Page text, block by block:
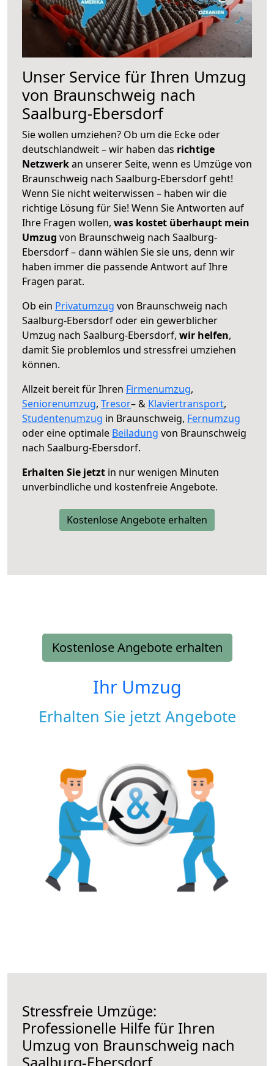
Unser Service für Ihren Umzug
von Braunschweig nach
Saalburg-Ebersdorf
Sie wollen umziehen? Ob um die Ecke oder
deutschlandweit – wir haben das richtige
Netzwerkan unserer Seite, wenn es Umzüge von
Braunschweig nach Saalburg-Ebersdorf geht!
Wenn Sie nicht weiterwissen – haben wir die
richtige Lösung für Sie! Wenn Sie Antworten auf
Ihre Fragen wollen, was kostet überhaupt mein
Umzug von Braunschweig nach Saalburg-
Ebersdorf – dann wählen Sie sie uns, denn wir
haben immer die passende Antwort auf Ihre
Fragen parat.
Ob ein Privatumzug von Braunschweig nach
Saalburg-Ebersdorf oder ein gewerblicher
Umzug nach Saalburg-Ebersdorf, wir helfen,
damit Sie problemlos und stressfrei umziehen
können.
Allzeit bereit für Ihren Firmenumzug,
Seniorenumzug, Tresor– & Klaviertransport,
Studentenumzug in Braunschweig, Fernumzug
oder eine optimale Beiladung von Braunschweig
nach Saalburg-Ebersdorf.
Erhalten Sie jetzt in nur wenigen Minuten
unverbindliche und kostenfreie Angebote.
Kostenlose Angebote erhalten
Kostenlose Angebote erhalten
Ihr Umzug
Erhalten Sie jetzt Angebote
Stressfreie Umzüge:
Professionelle Hilfe für Ihren
Umzug von Braunschweig nach